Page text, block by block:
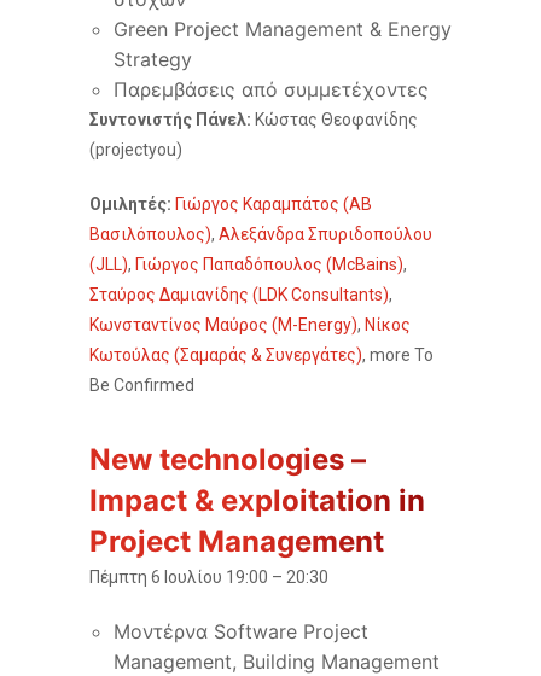
Green Project Management & Energy
Strategy
Παρεμβάσεις από συμμετέχοντες
Συντονιστής Πάνελ: Κώστας Θεοφανίδης
(projectyou)
Ομιλητές: Γιώργος Καραμπάτος (ΑΒ
Βασιλόπουλος), Αλεξάνδρα Σπυριδοπούλου
(JLL), Γιώργος Παπαδόπουλος (McBains),
Σταύρος Δαμιανίδης (LDK Consultants),
Κωνσταντίνος Μαύρος (M-Energy), Νίκος
Κωτούλας (Σαμαράς & Συνεργάτες), more To
Be Confirmed
New technologies –
Impact & exploitation in
Project Management
Πέμπτη 6 Ιουλίου 19:00 – 20:30
Μοντέρνα Software Project
Management, Building Management